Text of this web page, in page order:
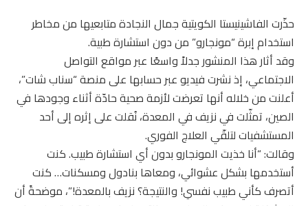
حذّرت الفاشينيستا الكويتية جمال النجادة متابعيها من مخاطر
استخدام إبرة “مونجارو” من دون استشارة طبية.
وقد أثار هذا المنشور جدلاً واسعًا عبر مواقع التواصل
الاجتماعي، إذ نشرت فيديو عبر حسابها على منصة “سناب شات”،
أعلنت من خلاله أنها تعرضت لأزمة صحية حادّة أثناء وجودها في
الصين، تمثّلت في نزيف في المعدة، نُقلت على إثره إلى أحد
المستشفيات لتلقّي العلاج الفوري.
وقالت: “أنا خذيت المونجارو بدون أي استشارة طبيب. كنت
أستخدمها بشكل عشوائي، ومعاها بنادول ومسكنات… كنت
أتصرف كأني طبيب نفسي! والنتيجة؟ نزيف بالمعدة!”، موضحةً أن